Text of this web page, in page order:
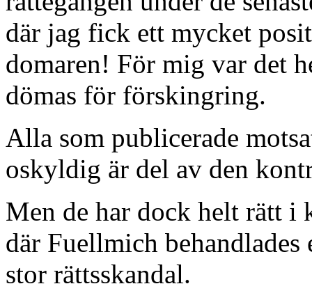
där jag fick ett mycket
domaren! För mig var det
dömas för förskingring.
Alla som publicerade
oskyldig är del av den
Men de har dock helt rätt
där Fuellmich
stor rättsskandal.